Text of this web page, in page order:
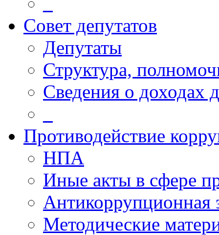
Совет депутатов
Депутаты
Структура,
Сведения о доходах
Противодействие
НПА
Иные акты в сфере
Антикоррупционная
Методические